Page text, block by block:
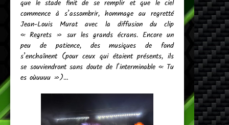
que le stade finit de se remplir et que le ciel
commence à s’assombrir, hommage au regretté
Jean-Louis Murat avec la diffusion du clip
« Regrets » sur les grands écrans. Encore un
peu de patience, des musiques de fond
s’enchaînent (pour ceux qui étaient présents, ils
se souviendront sans doute de l’interminable « Tu
es oùuuuu »)…